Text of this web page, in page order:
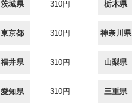
茨城県 310円 栃木県
東京都 310円 神奈川県
福井県 310円 山梨県
愛知県 310円 三重県